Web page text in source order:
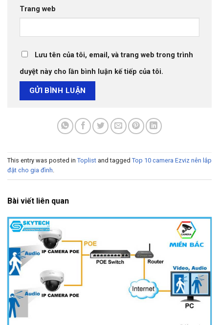
Trang web
Lưu tên của tôi, email, và trang web trong trình
duyệt này cho lần bình luận kế tiếp của tôi.
This entry was posted in Toplist and tagged Top 10 camera Ezviz nên lắp
đặt cho gia đình.
Bài viết liên quan